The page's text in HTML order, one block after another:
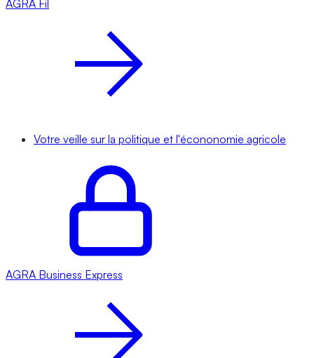
AGRA Fil
Votre veille sur la politique et l'écononomie agricole
AGRA Business Express